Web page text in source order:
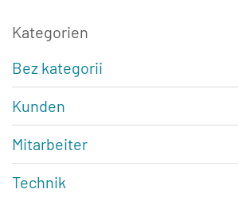
Kategorien
Bez kategorii
Kunden
Mitarbeiter
Technik